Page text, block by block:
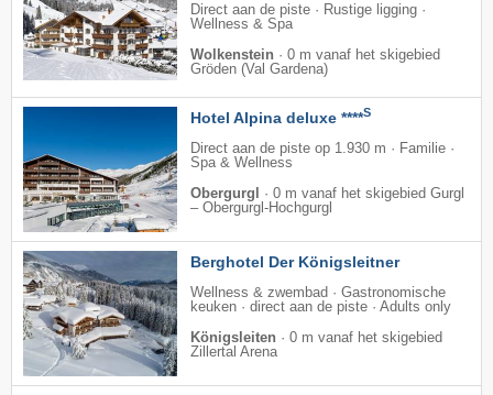
Direct aan de piste · Rustige ligging ·
Wellness & Spa
Wolkenstein · 0 m vanaf het skigebied
Gröden (Val Gardena)
Hotel Alpina deluxe ****S
Direct aan de piste op 1.930 m · Familie ·
Spa & Wellness
Obergurgl
· 0 m vanaf het skigebied Gurgl
– Obergurgl-Hochgurgl
Berghotel Der Königsleitner
Wellness & zwembad · Gastronomische
keuken · direct aan de piste · Adults only
Königsleiten · 0 m vanaf het skigebied
Zillertal Arena